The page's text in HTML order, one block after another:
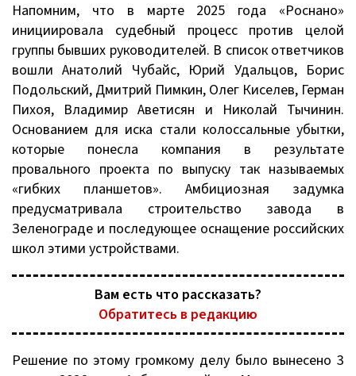
Напомним, что в марте 2025 года «Роснано»
инициировала судебный процесс против целой
группы бывших руководителей. В список ответчиков
вошли Анатолий Чубайс, Юрий Удальцов, Борис
Подольский, Дмитрий Пимкин, Олег Киселев, Герман
Пихоя, Владимир Аветисян и Николай Тычинин.
Основанием для иска стали колоссальные убытки,
которые понесла компания в результате
провального проекта по выпуску так называемых
«гибких планшетов». Амбициозная задумка
предусматривала строительство завода в
Зеленограде и последующее оснащение российских
школ этими устройствами.
Решение по этому громкому делу было вынесено 3
Вам есть что рассказать?
Обратитесь в редакцию